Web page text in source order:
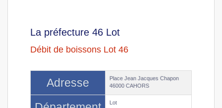
La préfecture 46 Lot
Débit de boissons Lot 46
Adresse
Place Jean Jacques Chapon
46000 CAHORS
Lot